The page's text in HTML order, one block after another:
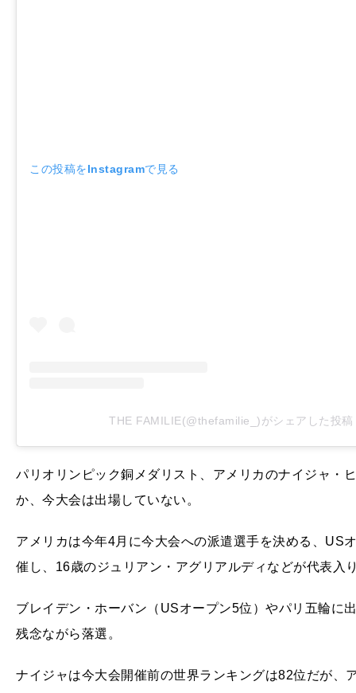
この投稿をInstagramで見る
THE FAMILIE(@thefamilie_)がシェアした投稿
パリオリンピック銅メダリスト、アメリカのナイジャ・
か、今大会は出場していない。
アメリカは今年4月に今大会への派遣選手を決める、US
催し、16歳のジュリアン・アグリアルディなどが代表入
ブレイデン・ホーバン（USオープン5位）やパリ五輪に
残念ながら落選。
ナイジャは今大会開催前の世界ランキングは82位だが、